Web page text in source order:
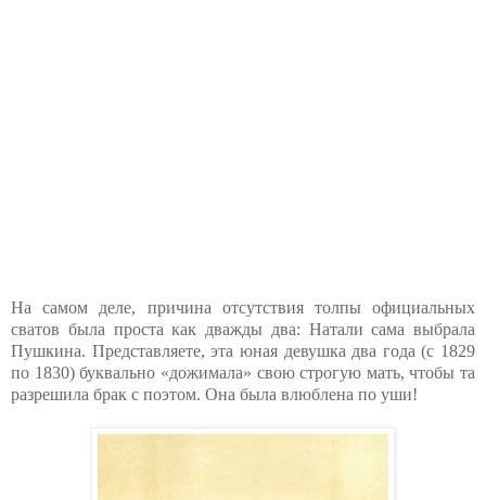
На самом деле, причина отсутствия толпы официальных
сватов была проста как дважды два: Натали сама выбрала
Пушкина. Представляете, эта юная девушка два года (с 1829
по 1830) буквально «дожимала» свою строгую мать, чтобы та
разрешила брак с поэтом. Она была влюблена по уши!